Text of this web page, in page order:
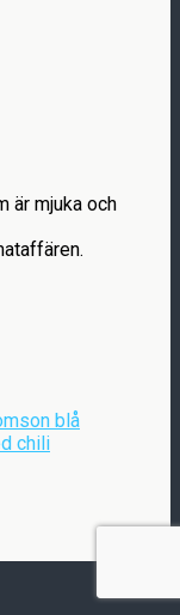
är mjuka och
blå
chili